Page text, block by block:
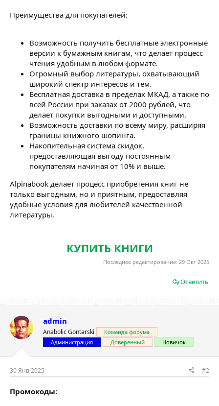
Преимущества для покупателей:
Возможность получить бесплатные электронные
версии к бумажным книгам, что делает процесс
чтения удобным в любом формате.
Огромный выбор литературы, охватывающий
широкий спектр интересов и тем.
Бесплатная доставка в пределах МКАД, а также по
всей России при заказах от 2000 рублей, что
делает покупки выгодными и доступными.
Возможность доставки по всему миру, расширяя
границы книжного шопинга.
Накопительная система скидок,
предоставляющая выгоду постоянным
покупателям начиная от 10% и выше.
Alpinabook делает процесс приобретения книг не
только выгодным, но и приятным, предоставляя
удобные условия для любителей качественной
литературы.
КУПИТЬ КНИГИ
Последнее редактирование: 29 Окт 2025
Ответить
admin
Anabolic Gontarski
Команда форума
Администрация
Доверенный Новичок
30 Янв 2025 #2
Промокоды: